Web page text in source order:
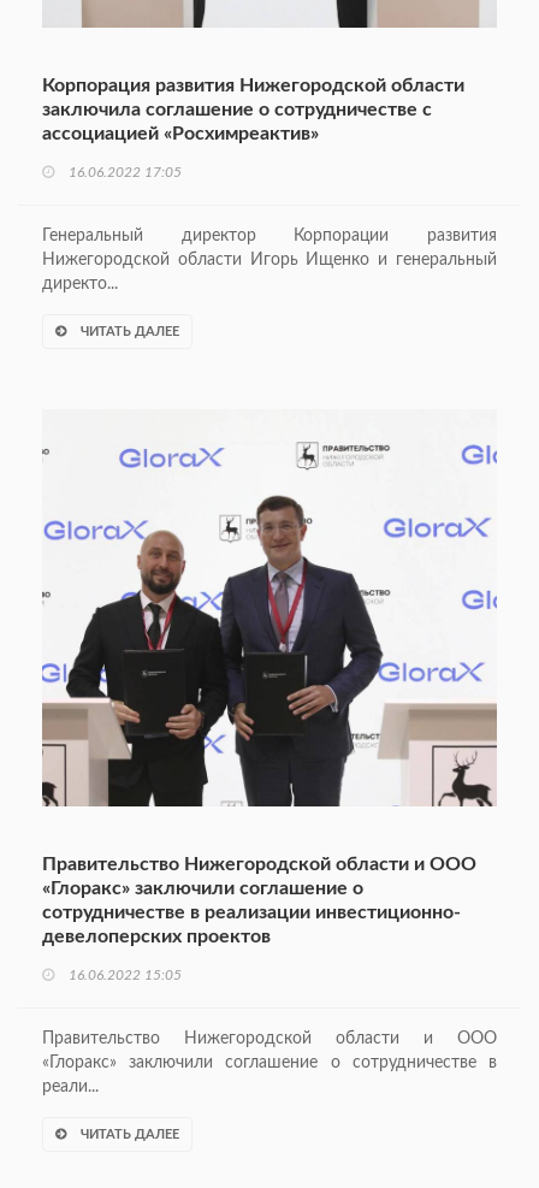
Корпорация развития Нижегородской области
заключила соглашение о сотрудничестве с
ассоциацией «Росхимреактив»
16.06.2022 17:05
Генеральный директор Корпорации развития
Нижегородской области Игорь Ищенко и генеральный
директо...
ЧИТАТЬ ДАЛЕЕ
Правительство Нижегородской области и ООО
«Глоракс» заключили соглашение о
сотрудничестве в реализации инвестиционно-
девелоперских проектов
16.06.2022 15:05
Правительство Нижегородской области и ООО
«Глоракс» заключили соглашение о сотрудничестве в
реали...
ЧИТАТЬ ДАЛЕЕ